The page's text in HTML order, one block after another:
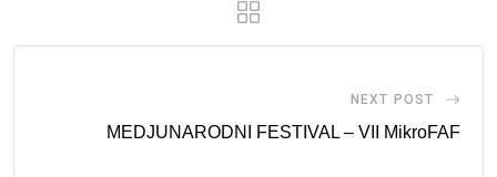
NEXT POST
MEDJUNARODNI FESTIVAL – VII MikroFAF